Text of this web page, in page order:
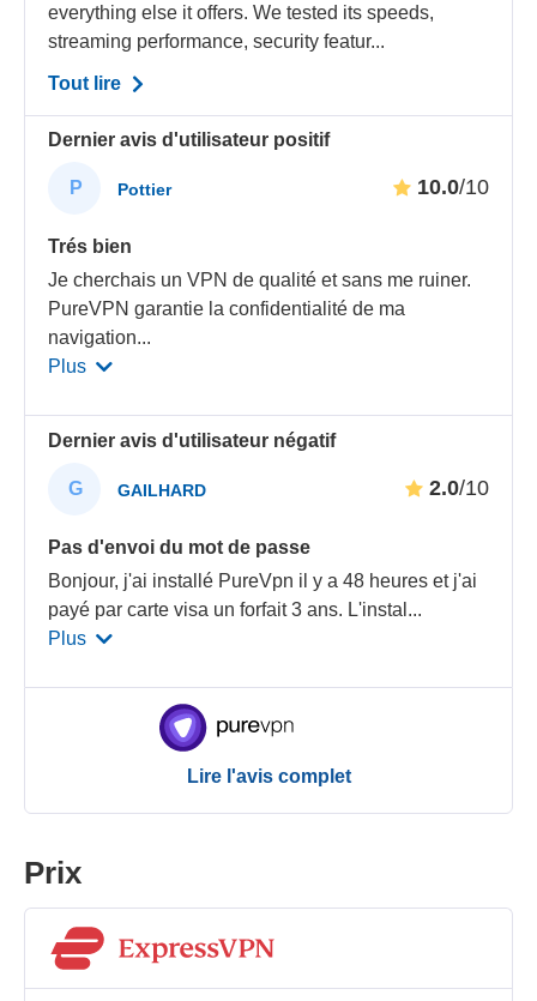
everything else it offers. We tested its speeds,
streaming performance, security featur...
Tout lire
Dernier avis d'utilisateur positif
P Pottier 10.0/10
Trés bien
Je cherchais un VPN de qualité et sans me ruiner.
PureVPN garantie la confidentialité de ma
navigation...
Plus
Dernier avis d'utilisateur négatif
G GAILHARD 2.0/10
Pas d'envoi du mot de passe
Bonjour, j'ai installé PureVpn il y a 48 heures et j'ai
payé par carte visa un forfait 3 ans. L'instal ...
Plus
Lire l'avis complet
Prix